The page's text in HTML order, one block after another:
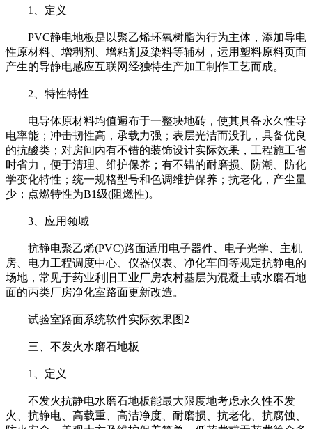
1、定义
PVC静电地板是以聚乙烯环氧树脂为行为主体，添加导电
性原材料、增稠剂、增粘剂及染料等辅材，运用塑料原料页面
产生的导静电感应互联网经独特生产加工制作工艺而成。
2、特性特性
电导体原材料均值遍布于一整块地砖，使其具备永久性导
电率能；冲击韧性高，承载力强；表层光洁而没孔，具备优良
的抗酸类；对房间内有不错的装饰设计实际效果，工程施工省
时省力，便于清理、维护保养；有不错的耐磨损、防潮、防化
学变化特性；统一规格型号和色调维护保养；抗老化，产尘量
少；点燃特性为B1级(阻燃性)。
3、应用领域
抗静电聚乙烯(PVC)路面适用电子器件、电子光学、主机
房、电力工程调度中心、仪器仪表、净化车间等规定抗静电的
场地，常见于药业利旧工业厂房农村基层为混凝土或水磨石地
面的丙类厂房净化室路面更新改造。
试验室路面系统软件实际效果图2
三、不发火水磨石地板
1、定义
不发火抗静电水磨石地板能最大限度地考虑永久性不发
火、抗静电、高载重、高洁净度、耐磨损、抗老化、抗腐蚀、